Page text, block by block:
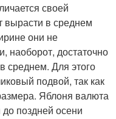
своей
вырасти в среднем
они не
наоборот, достаточно
среднем. Для этого
подвой, так как
Яблоня валюта
поздней осени